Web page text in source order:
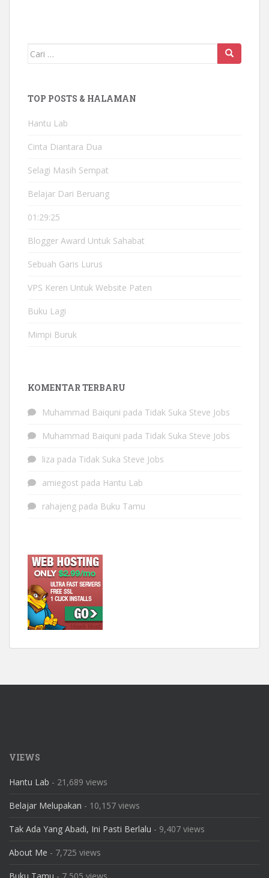
Mencari:
TOP POSTS & HALAMAN
Hantu Lab
Cinta Diantara Dua
Selagi Masih Sempat
Belajar Dari Beruang
01:29:25
Blogger Award Untuk Sahabat
Sebuah Garis Lurus
VPS Keren Untuk Website Paten
Buku Lagi
Mimpi Buruk
KOMENTAR TERBARU
Muhammad Baiquni pada Tidak Suka Steve Jobs
Muhammad Baiquni pada Tidak Suka Steve Jobs
liza pada Tidak Suka Steve Jobs
amiegost pada Hantu Lab
rahajeng pada Buku Tamu
VIEWS
Hantu Lab - 21,689 views
Belajar Melupakan - 10,157 views
Tak Ada Yang Abadi, Ini Pasti Berlalu - 9,407 views
About Me - 7,725 views